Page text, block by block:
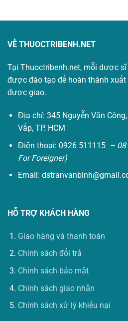
VỀ THUOCTRIBENH.NET
Tại Thuoctribenh.net, mỗi dược
được đào tạo để hoàn thành
được giao.
Địa chỉ: 345 Nguyễn Văn
Vấp, TP. HCM
Điện thoại: 0926 511115 – 08
For Foreigner)
Email:
HỖ TRỢ KHÁCH HÀNG
Giao hàng và thanh toán
Chính sách đổi trả
Chính sách bảo mật
Chính sách giao nhận
Chính sách xử lý khiếu nại